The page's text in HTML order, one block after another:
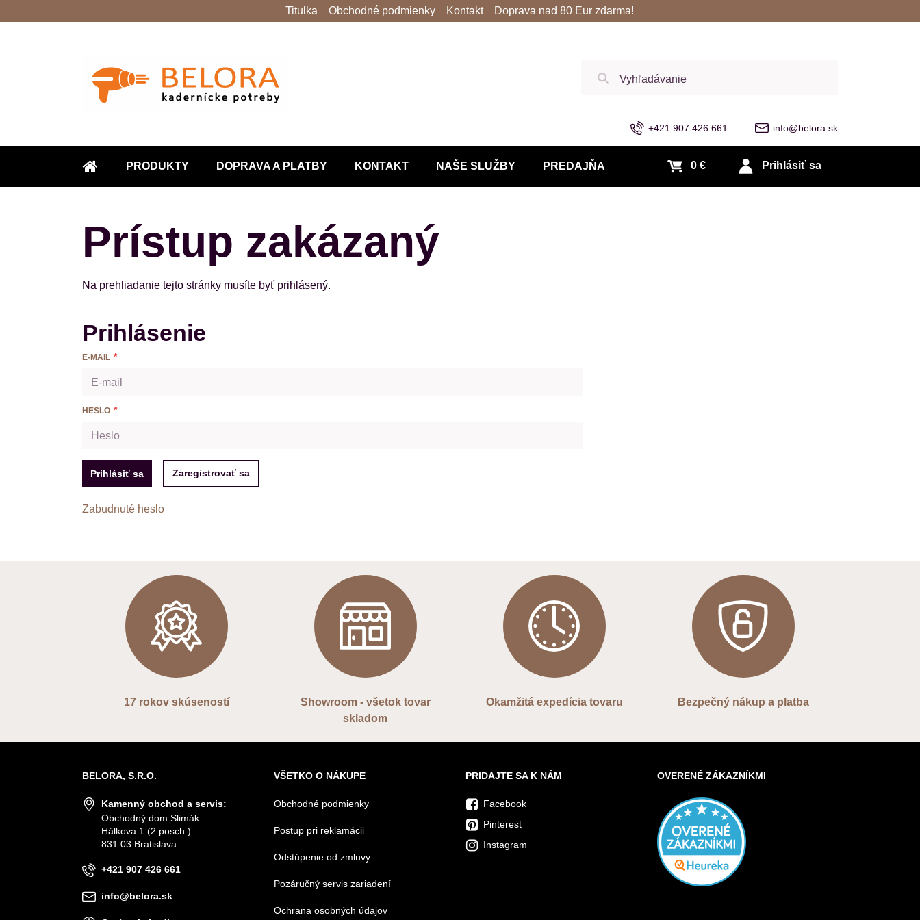
ÚVOD
PRODUKTY DOPRAVA A PLATBY KONTAKT NAŠE SLUŽBY PREDAJŇA
+421 907 426 661 info@belora.sk
Prihlásiť sa
0 €
Titulka Obchodné podmienky Kontakt Doprava nad 80 Eur zdarma!
Prístup zakázaný
Na prehliadanie tejto stránky musíte byť prihlásený.
Prihlásenie
E-MAIL
HESLO
Prihlásiť sa Zaregistrovať sa
Zabudnuté heslo
17 rokov skúseností
Showroom - všetok tovar
skladom
Okamžitá expedícia tovaru Bezpečný nákup a platba
BELORA, S.R.O.
Kamenný obchod a servis:
Obchodný dom Slimák
Hálkova 1 (2.posch.)
831 03 Bratislava
+421 907 426 661
info@belora.sk
VŠETKO O NÁKUPE
Obchodné podmienky
Postup pri reklamácii
Odstúpenie od zmluvy
Pozáručný servis zariadení
Ochrana osobných údajov
PRIDAJTE SA K NÁM
Facebook
Pinterest
Instagram
OVERENÉ ZÁKAZNÍKMI